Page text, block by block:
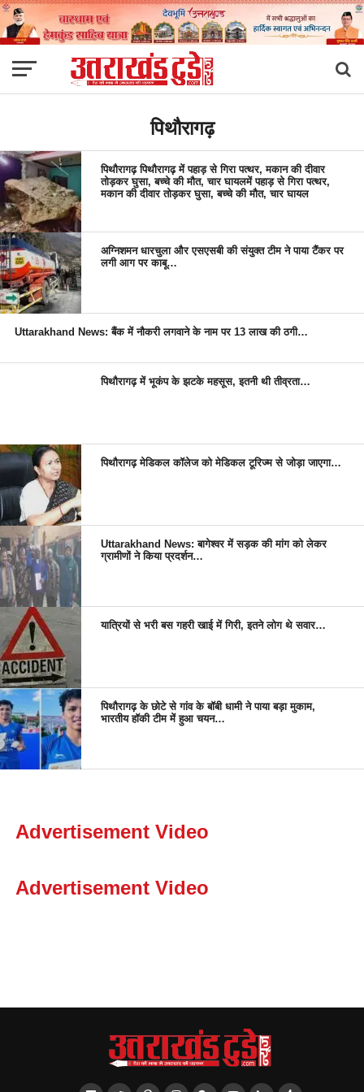
पिथौरागढ़
पिथौरागढ़ पिथौरागढ़ में पहाड़ से गिरा पत्थर, मकान की दीवार
तोड़कर घुसा, बच्चे की मौत, चार घायलमें पहाड़ से गिरा पत्थर,
मकान की दीवार तोड़कर घुसा, बच्चे की मौत, चार घायल
अग्निशमन धारचुला और एसएसबी की संयुक्त टीम ने पाया टैंकर पर
लगी आग पर काबू…
Uttarakhand News: बैंक में नौकरी लगवाने के नाम पर 13 लाख की ठगी…
पिथौरागढ़ में भूकंप के झटके महसूस, इतनी थी तीव्रता…
पिथौरागढ़ मेडिकल कॉलेज को मेडिकल टूरिज्म से जोड़ा जाएगा…
Uttarakhand News: बागेश्वर में सड़क की मांग को लेकर
ग्रामीणों ने किया प्रदर्शन…
यात्रियों से भरी बस गहरी खाई में गिरी, इतने लोग थे सवार…
पिथौरागढ़ के छोटे से गांव के बॉबी धामी ने पाया बड़ा मुकाम,
भारतीय हॉकी टीम में हुआ चयन…
Advertisement Video
Advertisement Video